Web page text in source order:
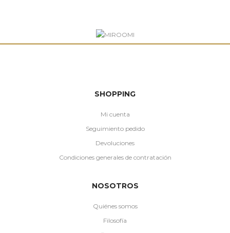
SHOPPING
Mi cuenta
Seguimiento pedido
Devoluciones
Condiciones generales de contratación
NOSOTROS
Quiénes somos
Filosofía